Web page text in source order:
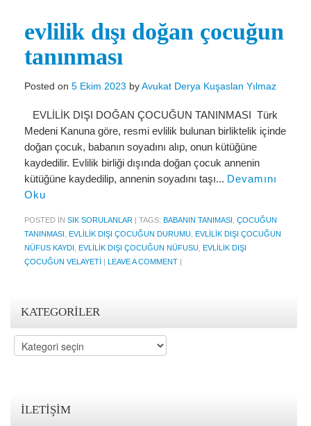
İcra Ve İflas Hukuku
Gayrimenkul hukuku
Ticaret Hukuku
İdare ve Vergi Hukuku
Basında Derya Kuşaslan
HESAPLAMA ARAÇLARI
İhbar Tazminatı Hesaplama
Kıdem Tazminatı Hesaplama
Fazla Mesai Hesaplama
KVKK
KVKK Politikamız
Aydınlatma Metni
evlilik dışı doğan çocuğun
tanınması
Posted on 5 Ekim 2023 byAvukat Derya Kuşaslan Yılmaz
EVLİLİK DIŞI DOĞAN ÇOCUĞUN TANINMASI Türk
Medeni Kanuna göre, resmi evlilik bulunan birliktelik içinde
doğan çocuk, babanın soyadını alıp, onun kütüğüne
kaydedilir. Evlilik birliği dışında doğan çocuk annenin
kütüğüne kaydedilip, annenin soyadını taşı... Devamını
Oku
POSTED IN SIK SORULANLAR | TAGS: BABANIN TANIMASI ÇOCUĞUN
TANINMASI EVLILIK DIŞI ÇOCUĞUN DURUMU EVLILIK DIŞI ÇOCUĞUN
NÜFUS KAYDI EVLILIK DIŞI ÇOCUĞUN NÜFUSU EVLILIK DIŞI
ÇOCUĞUN VELAYETI | LEAVE A COMMENT |
KATEGORILER
Kategoriler
İLETIŞIM